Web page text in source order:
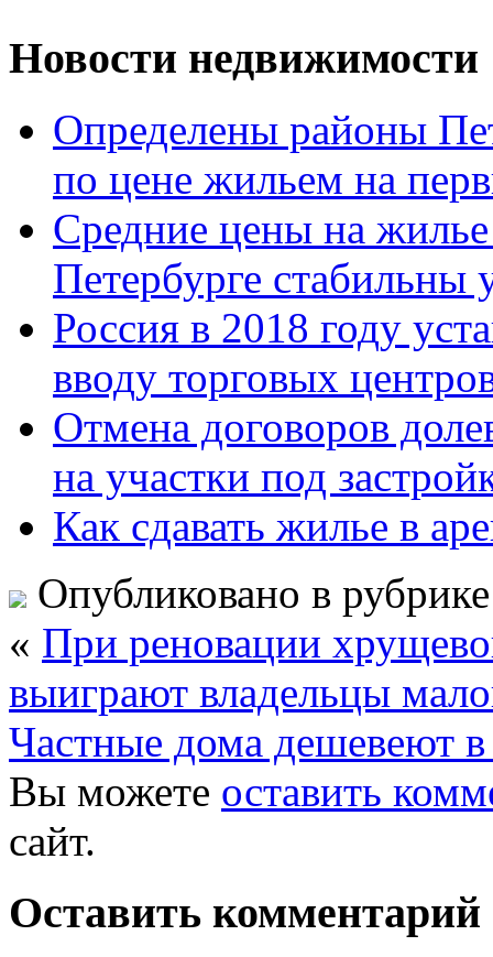
Новости недвижимости
Определены районы
по цене жильем на
Средние цены на
Петербурге стабильны
Россия в 2018 году
вводу торговых
Отмена договоров
на участки под
Как сдавать жилье в
Опубликовано в
« При реновации
выиграют владельцы
Частные дома дешевеют
Вы можете оставить
сайт.
Оставить комментарий